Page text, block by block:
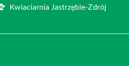
Kwiaciarnia Jastrzębie-Zdrój